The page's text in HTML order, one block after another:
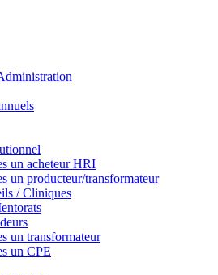
un acheteur HRI
un producteur/transformateur
/ Cliniques
un transformateur
un CPE